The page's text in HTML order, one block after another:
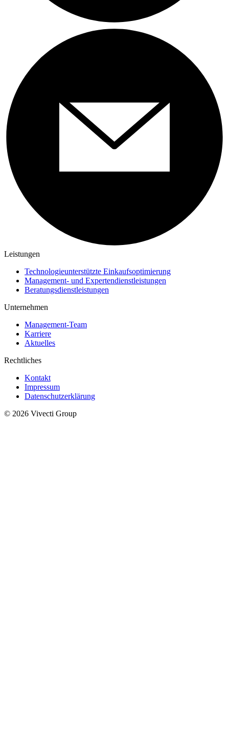
Leistungen
Technologieunterstützte Einkaufsoptimierung
Management- und Expertendienstleistungen
Beratungsdienstleistungen
Unternehmen
Management-Team
Karriere
Aktuelles
Rechtliches
Kontakt
Impressum
Datenschutzerklärung
© 2026 Vivecti Group